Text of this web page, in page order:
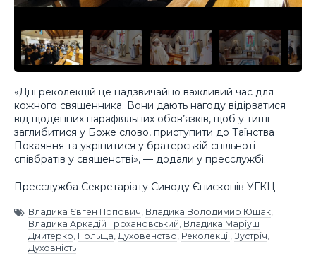
«Дні реколекцій це надзвичайно важливий час для
кожного священника. Вони дають нагоду відірватися
від щоденних парафіяльних обов’язків, щоб у тиші
заглибитися у Боже слово, приступити до Таїнства
Покаяння та укріпитися у братерській спільноті
співбратів у священстві», — додали у пресслужбі.
Пресслужба Секретаріату Синоду Єпископів УГКЦ
Владика Євген Попович, Владика Володимир Ющак,
Владика Аркадій Трохановський, Владика Маріуш
Дмитерко, Польща, Духовенство, Реколекції, Зустріч,
Духовність